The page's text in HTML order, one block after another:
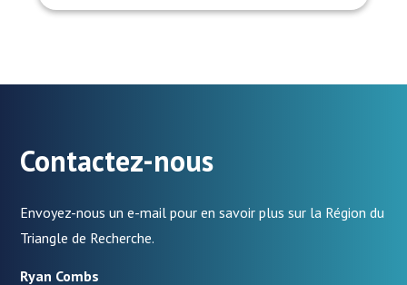
Contactez-nous
Envoyez-nous un e-mail pour en savoir plus sur la Région du
Triangle de Recherche.
Ryan Combs